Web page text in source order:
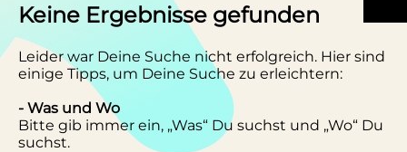
Keine Ergebnisse gefunden
Leider war Deine Suche nicht erfolgreich. Hier sind
einige Tipps, um Deine Suche zu erleichtern:
- Was und Wo
Bitte gib immer ein, „Was“ Du suchst und „Wo“ Du
suchst.